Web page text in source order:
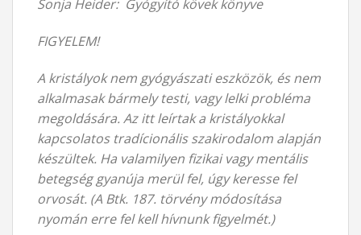
Sonja Heider: Gyógyító kövek könyve
FIGYELEM!
A kristályok nem gyógyászati eszközök, és nem
alkalmasak bármely testi, vagy lelki probléma
megoldására. Az itt leírtak a kristályokkal
kapcsolatos tradícionális szakirodalom alapján
készültek. Ha valamilyen fizikai vagy mentális
betegség gyanúja merül fel, úgy keresse fel
orvosát. (A Btk. 187. törvény módosítása
nyomán erre fel kell hívnunk figyelmét.)